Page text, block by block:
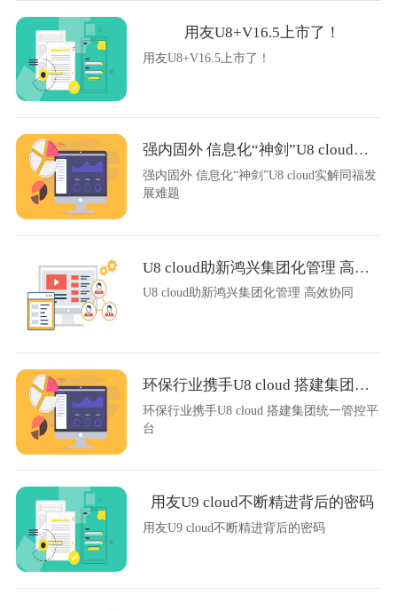
用友U8+V16.5上市了！
用友U8+V16.5上市了！
强内固外 信息化“神剑”U8 cloud实解同福发展难题
强内固外 信息化“神剑”U8 cloud实解同福发
展难题
U8 cloud助新鸿兴集团化管理 高效协同
U8 cloud助新鸿兴集团化管理 高效协同
环保行业携手U8 cloud 搭建集团统一管控平台
环保行业携手U8 cloud 搭建集团统一管控平
台
用友U9 cloud不断精进背后的密码
用友U9 cloud不断精进背后的密码